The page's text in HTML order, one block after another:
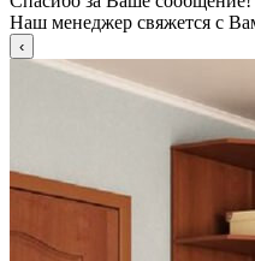
Наш менеджер свяжется с